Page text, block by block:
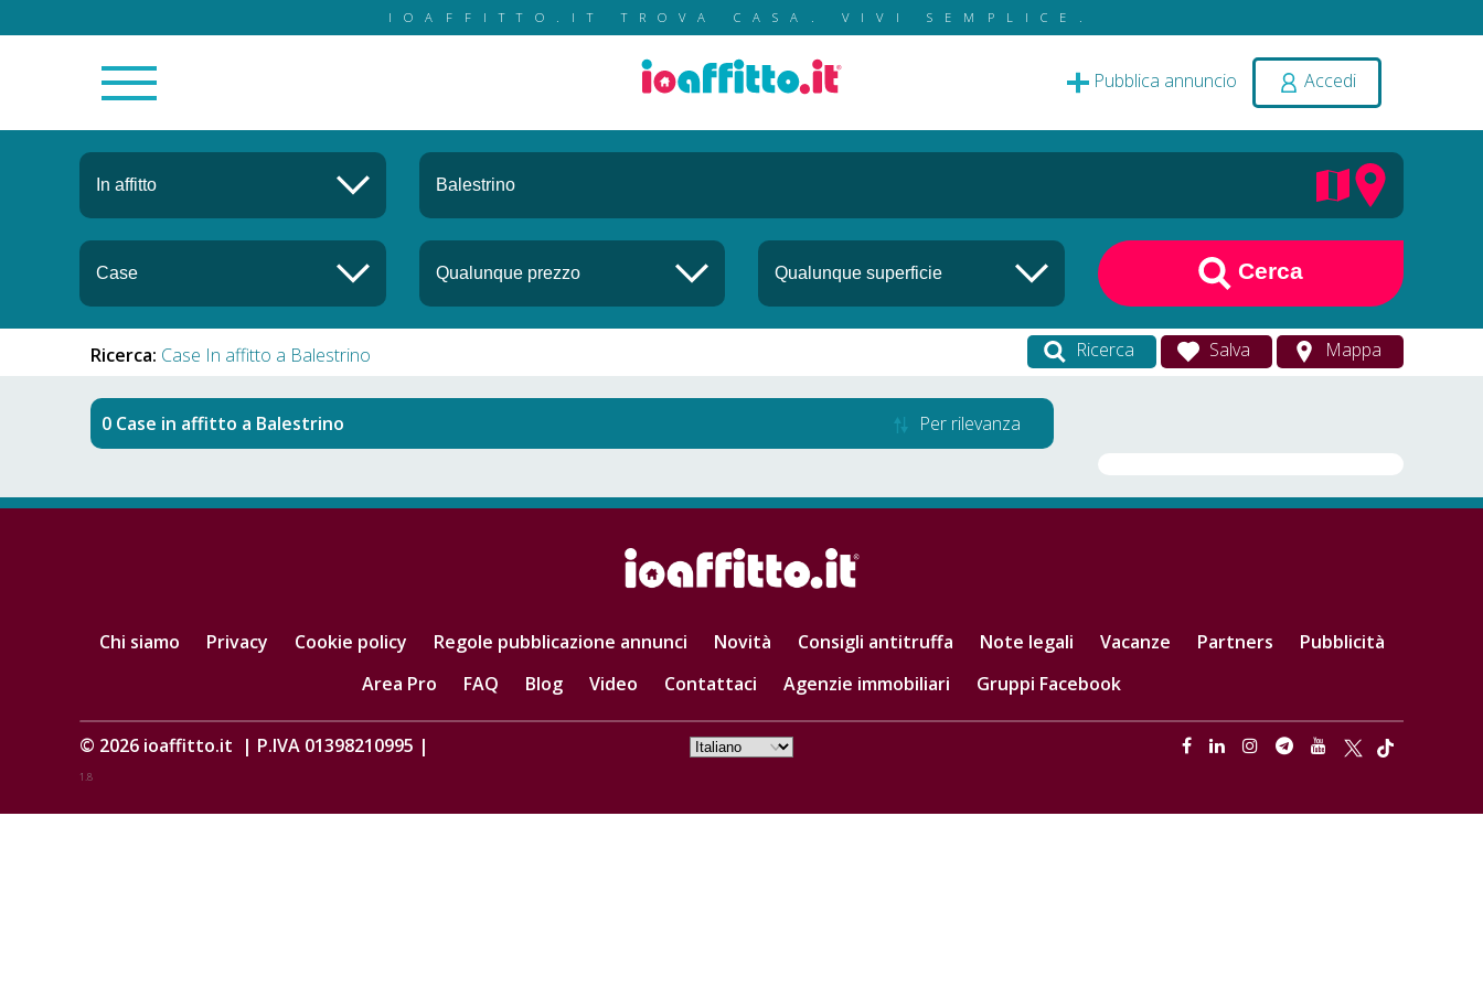
IOAFFITTO.IT TROVA CASA. VIVI SEMPLICE.
Pubblica annuncio Accedi
Cerca
Ricerca: Case In affitto a Balestrino Ricerca Salva Mappa
Case in affitto a Balestrino Per rilevanza
Chi siamo Privacy Cookie policy Regole pubblicazione annunci Novità Consigli antitruffa Note legali Vacanze Partners
Pubblicità
Area Pro
FAQ Blog Video Contattaci Agenzie immobiliari Gruppi Facebook
© 2026 ioaffitto.it | P.IVA 01398210995 |
1.8